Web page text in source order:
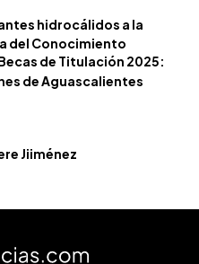
hidrocálidos a la
del Conocimiento
de Titulación 2025:
de Aguascalientes
Jiiménez